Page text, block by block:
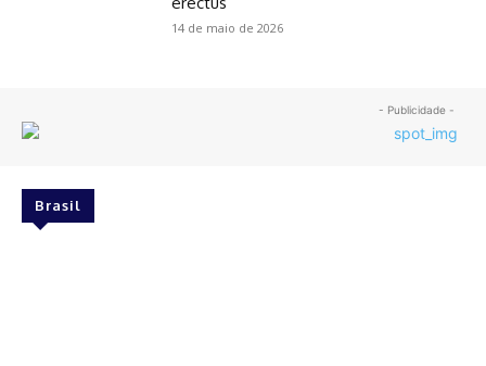
14 de maio de 2026
- Publicidade -
Brasil